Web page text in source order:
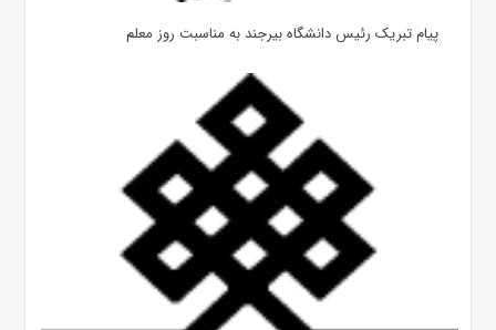
پیام تبریک رئیس دانشگاه بیرجند به مناسبت روز معلم